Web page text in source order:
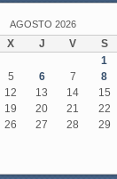
AGOSTO 2026
X J V S
1
5 6 7 8
12 13 14 15
19 20 21 22
26 27 28 29